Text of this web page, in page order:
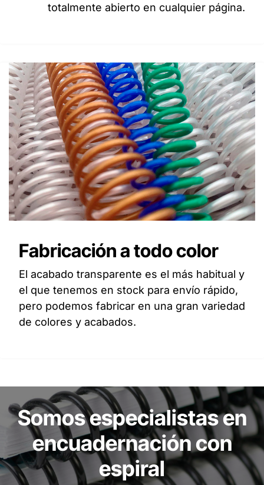
totalmente abierto en cualquier página.
Fabricación a todo color
El acabado transparente es el más habitual y
el que tenemos en stock para envío rápido,
pero podemos fabricar en una gran variedad
de colores y acabados.
Somos especialistas en
encuadernación con
espiral